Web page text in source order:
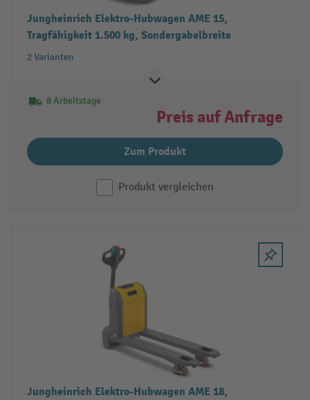
Jungheinrich Elektro-Hubwagen AME 15,
Tragfähigkeit 1.500 kg, Sondergabelbreite
2 Varianten
8 Arbeitstage
Preis auf Anfrage
Zum Produkt
Produkt vergleichen
Jungheinrich Elektro-Hubwagen AME 18,